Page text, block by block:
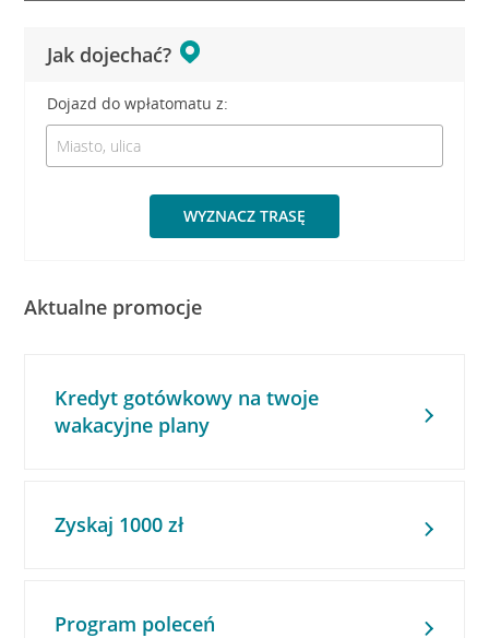
Jak dojechać?
Dojazd do wpłatomatu z:
WYZNACZ TRASĘ
Aktualne promocje
Kredyt gotówkowy na twoje
wakacyjne plany
Zyskaj 1000 zł
Program poleceń